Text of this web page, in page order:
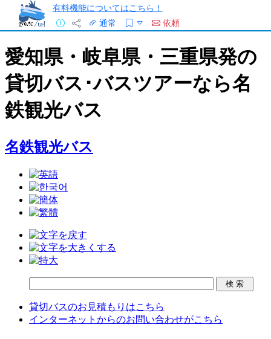
有料機能についてはこちら！
通常
依頼